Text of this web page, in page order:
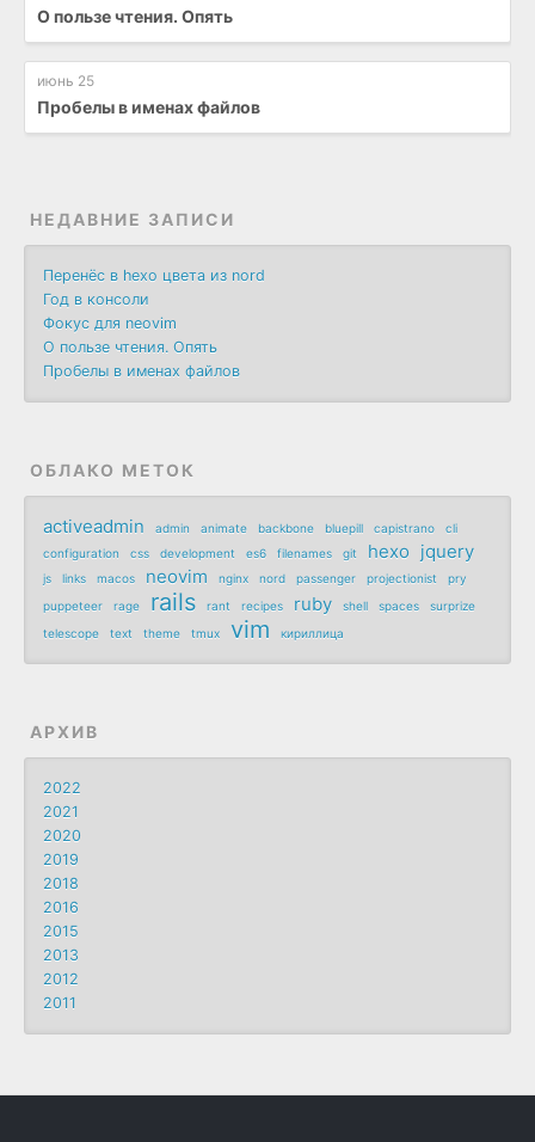
О пользе чтения. Опять
июнь 25
Пробелы в именах файлов
НЕДАВНИЕ ЗАПИСИ
Перенёс в hexo цвета из nord
Год в консоли
Фокус для neovim
О пользе чтения. Опять
Пробелы в именах файлов
ОБЛАКО МЕТОК
activeadmin admin animate backbone bluepill capistrano
cli
configuration
css development es6 filenames git hexo jquery
js links macos neovim nginx nord passenger projectionist
pry
puppeteer
rage rails rant recipes ruby shell spaces
surprize
telescope
text theme tmux vim кириллица
АРХИВ
2022
2021
2020
2019
2018
2016
2015
2013
2012
2011